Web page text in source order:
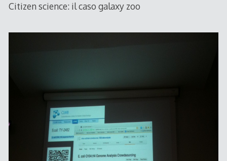
Citizen science: il caso galaxy zoo